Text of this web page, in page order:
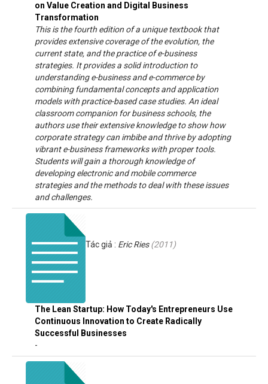
on Value Creation and Digital Business
Transformation
This is the fourth edition of a unique textbook that
provides extensive coverage of the evolution, the
current state, and the practice of e-business
strategies. It provides a solid introduction to
understanding e-business and e-commerce by
combining fundamental concepts and application
models with practice-based case studies. An ideal
classroom companion for business schools, the
authors use their extensive knowledge to show how
corporate strategy can imbibe and thrive by adopting
vibrant e-business frameworks with proper tools.
Students will gain a thorough knowledge of
developing electronic and mobile commerce
strategies and the methods to deal with these issues
and challenges.
The Lean Startup: How Today's Entrepreneurs Use
Continuous Innovation to Create Radically
Successful Businesses
Tác giả : Eric Ries(2011)
-